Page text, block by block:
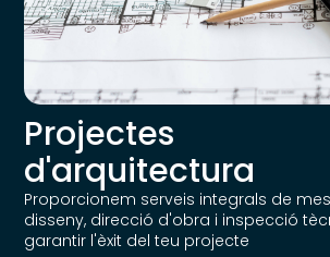
Projectes
d'arquitectura
Proporcionem serveis integrals de
disseny, direcció d'obra i inspecció
garantir l'èxit del teu projecte